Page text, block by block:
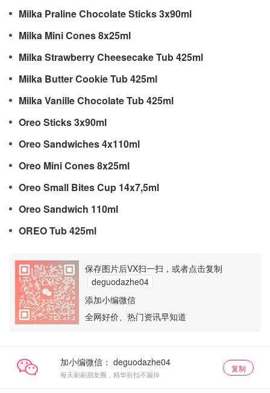
Milka Praline Chocolate Sticks 3x90ml
Milka Mini Cones 8x25ml
Milka Strawberry Cheesecake Tub 425ml
Milka Butter Cookie Tub 425ml
Milka Vanille Chocolate Tub 425ml
Oreo Sticks 3x90ml
Oreo Sandwiches 4x110ml
Oreo Mini Cones 8x25ml
Oreo Small Bites Cup 14x7,5ml
Oreo Sandwich 110ml
OREO Tub 425ml
保存图片后VX扫一扫，或者点击复制
deguodazhe04
添加小编微信
全网好价、热门资讯早知道
加小编微信：
每天刷刷朋友圈，精华折扣不漏掉
复制